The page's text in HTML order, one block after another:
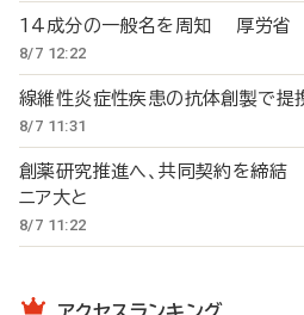
14成分の一般名を周知 厚労省
8/7 12:22
線維性炎症性疾患の抗体創製で
8/7 11:31
創薬研究推進へ、共同契約を締
ニア大と
8/7 11:22